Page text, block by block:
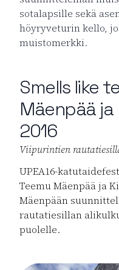
sotalapsille sekä
höyryveturin kello,
muistomerkki.
Smells like
Mäenpää ja
2016
Viipurintien
UPEA16-
Teemu Mäenpää ja
Mäenpään
rautatiesillan
puolelle.